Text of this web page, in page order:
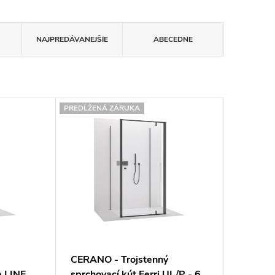
NAJPREDÁVANEJŠIE ABECEDNE
PREDĹŽENÁ ZÁRUKA
CERANO - Trojstenný